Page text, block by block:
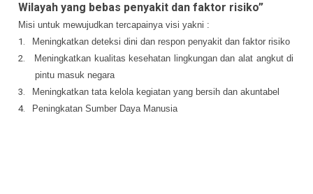
Wilayah yang bebas penyakit dan faktor risiko”
Misi untuk mewujudkan tercapainya visi yakni :
1.
Meningkatkan deteksi dini dan respon penyakit dan faktor risiko
2.
Meningkatkan kualitas kesehatan lingkungan dan alat angkut di
pintu masuk negara
3.
Meningkatkan tata kelola kegiatan yang bersih dan akuntabel
4.
Peningkatan Sumber Daya Manusia